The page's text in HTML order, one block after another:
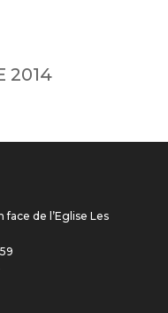
2014
de l’Eglise Les